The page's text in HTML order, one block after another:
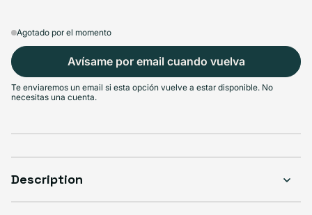
Agotado por el momento
Avísame por email cuando vuelva
Te enviaremos un email si esta opción vuelve a estar disponible. No
necesitas una cuenta.
Description